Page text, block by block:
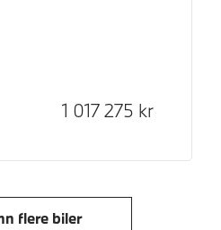
Kontantpris
1 017 275 kr
flere biler